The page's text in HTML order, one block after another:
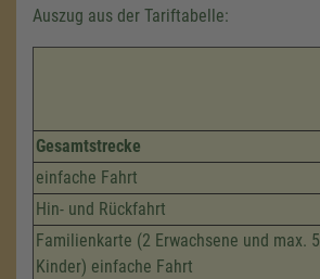
Auszug aus der Tariftabelle:
Gesamtstrecke
einfache Fahrt
Hin- und Rückfahrt
Familienkarte (2 Erwachsene und max. 5
Kinder) einfache Fahrt